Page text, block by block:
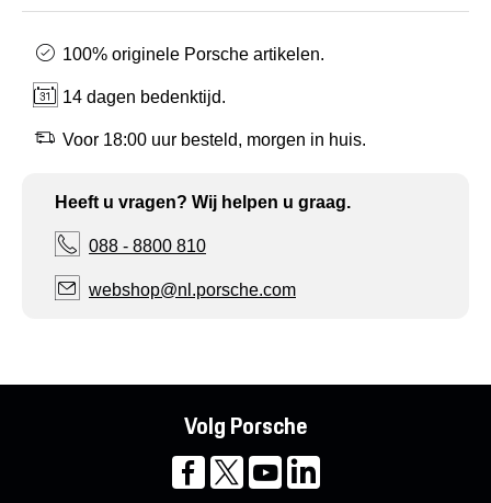
100% originele Porsche artikelen.
14 dagen bedenktijd.
Voor 18:00 uur besteld, morgen in huis.
Heeft u vragen? Wij helpen u graag.
088 - 8800 810
webshop@nl.porsche.com
Volg Porsche